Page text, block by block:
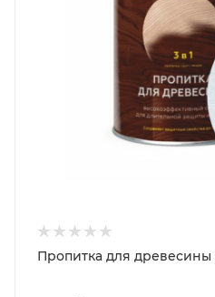
Пропитка для древесины